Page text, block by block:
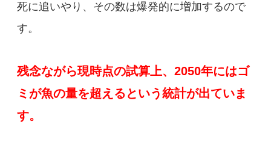
死に追いやり、その数は爆発的に増加するので
す。
残念ながら現時点の試算上、2050年にはゴ
ミが魚の量を超えるという統計が出ていま
す。